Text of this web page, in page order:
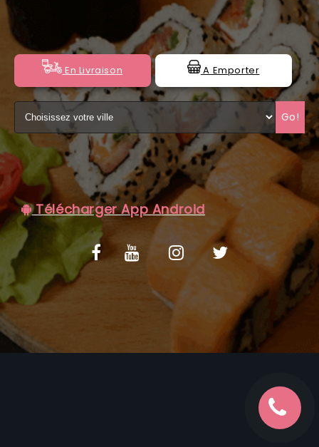
VOTRE COMPTE
NOTRE RESTAURANT
VOS AVIS
MENTIONS LÉGALES
C.G.V
En Livraison A Emporter
Go!
Télécharger App Android